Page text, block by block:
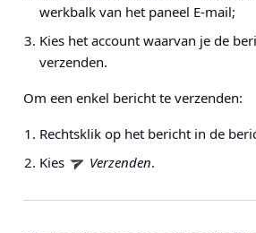
werkbalk van het paneel E-mail;
Kies het account waarvan je de
verzenden.
Om een enkel bericht te verzenden:
Rechtsklik op het bericht in de
Kies
Verzenden.